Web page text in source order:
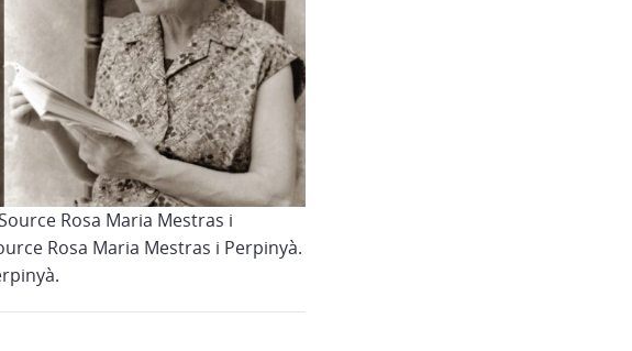
Rosa Maria Mestras i
Rosa Maria Mestras i Perpinyà.